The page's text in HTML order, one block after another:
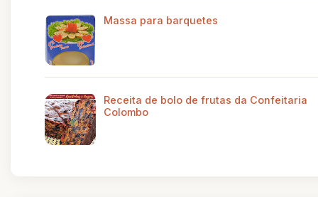
Massa para barquetes
Receita de bolo de frutas da Confeitaria
Colombo